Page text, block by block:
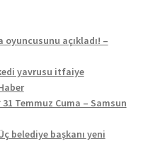
açıkladı! –
yavrusu itfaiye
Temmuz Cuma – Samsun
belediye başkanı yeni